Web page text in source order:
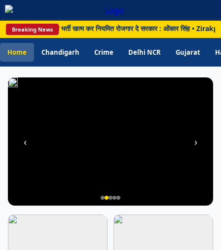
Breaking News
जैसी कच्ची भर्ती खत्म कर नियमित रोजगार दे सरकार : ओंकार सिंह •
Home Chandigarh Crime Delhi NCR Gujarat
‹ ›
परेशान
लोग;
जांच
की
मांग